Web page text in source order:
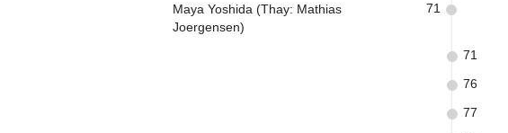
Maya Yoshida (Thay: Mathias
Joergensen)
71
71
76
77